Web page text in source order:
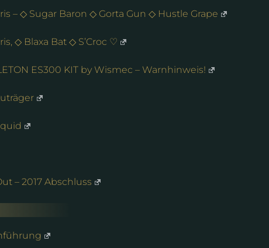
– ◇ Sugar Baron ◇ Gorta Gun ◇ Hustle Grape
◇ Blaxa Bat ◇ S’Croc ♡
ES300 KIT by Wismec – Warnhinweis!
– 2017 Abschluss